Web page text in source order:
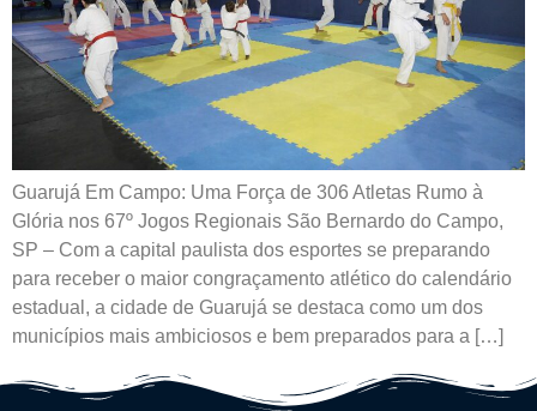
Guarujá Em Campo: Uma Força de 306 Atletas Rumo à
Glória nos 67º Jogos Regionais São Bernardo do Campo,
SP – Com a capital paulista dos esportes se preparando
para receber o maior congraçamento atlético do calendário
estadual, a cidade de Guarujá se destaca como um dos
municípios mais ambiciosos e bem preparados para a […]